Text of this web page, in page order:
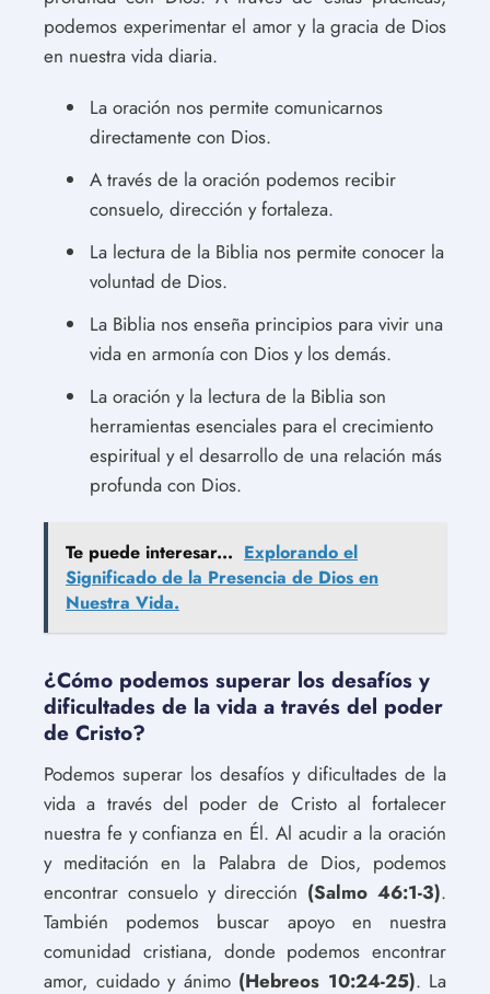
podemos experimentar el amor y la gracia de Dios
en nuestra vida diaria.
La oración nos permite comunicarnos
directamente con Dios.
A través de la oración podemos recibir
consuelo, dirección y fortaleza.
La lectura de la Biblia nos permite conocer la
voluntad de Dios.
La Biblia nos enseña principios para vivir una
vida en armonía con Dios y los demás.
La oración y la lectura de la Biblia son
herramientas esenciales para el crecimiento
espiritual y el desarrollo de una relación más
profunda con Dios.
Te puede interesar... Explorando el
Significado de la Presencia de Dios en
Nuestra Vida.
¿Cómo podemos superar los desafíos y
dificultades de la vida a través del poder
de Cristo?
Podemos superar los desafíos y dificultades de la
vida a través del poder de Cristo al fortalecer
nuestra fe y confianza en Él. Al acudir a la oración
y meditación en la Palabra de Dios, podemos
encontrar consuelo y dirección (Salmo 46:1-3).
También podemos buscar apoyo en nuestra
comunidad cristiana, donde podemos encontrar
amor, cuidado y ánimo (Hebreos 10:24-25). La